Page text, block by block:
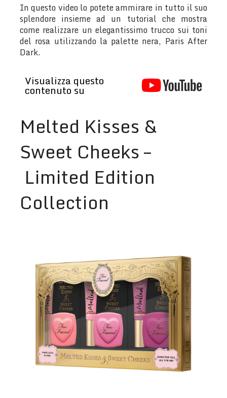
In questo video lo potete ammirare in tutto il suo
splendore insieme ad un tutorial che mostra
come realizzare un elegantissimo trucco sui toni
del rosa utilizzando la palette nera, Paris After
Dark.
Visualizza questo
contenuto su
Melted Kisses &
Sweet Cheeks –
Limited Edition
Collection